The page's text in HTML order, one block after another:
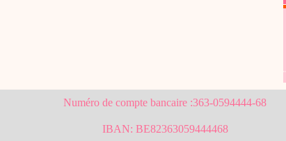
Numéro de compte bancaire :363-0594444-68
IBAN: BE82363059444468